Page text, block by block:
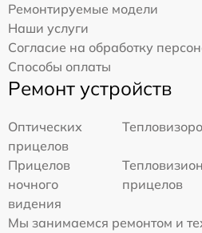
Ремонтируемые модели
Наши услуги
Согласие на обработку
Способы оплаты
Ремонт устройств
Оптических
прицелов
Прицелов
ночного
видения
прицелов
Мы занимаемся ремонтом и